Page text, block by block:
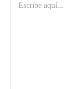
aquí...